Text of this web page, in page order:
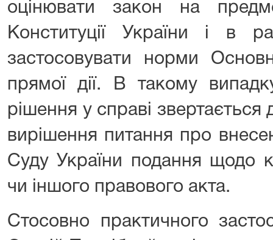
оцінювати закон на
Конституції України і в
застосовувати норми
прямої дії. В такому
рішення у справі
вирішення питання про
Суду України подання щодо
чи іншого правового акта.
Стосовно практичного